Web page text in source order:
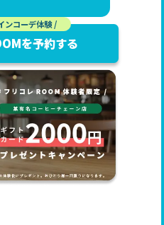
を予約する
ンコーデ体験 /